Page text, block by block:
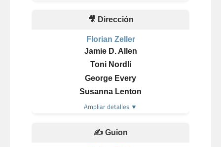
🎥 Dirección
Florian Zeller
Jamie D. Allen
Toni Nordli
George Every
Susanna Lenton
Ampliar detalles ▼
✍️ Guion